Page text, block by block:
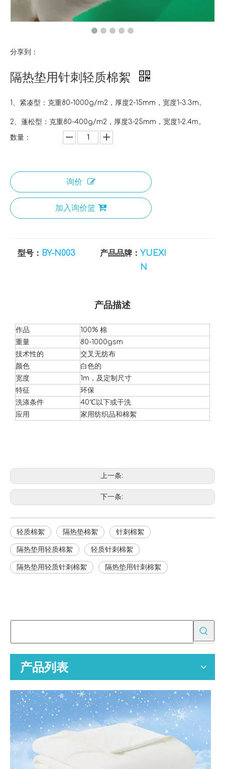
分享到：
隔热垫用针刺轻质棉絮
1、紧凑型：克重80-1000g/m2，厚度2-15mm，宽度1-3.3m。
2、蓬松型：克重80-400g/m2，厚度3-25mm，宽度1-2.4m。
数量：
询价
加入询价篮
型号： BY-N003 产品品牌： YUEXI
N
产品描述
作品
100% 棉
重量
80-1000gsm
技术性的
交叉无纺布
颜色
白色的
宽度
1m，及定制尺寸
特征
环保
洗涤条件
40℃以下或干洗
应用
家用纺织品和棉絮
上一条:
下一条:
轻质棉絮 隔热垫棉絮 针刺棉絮
隔热垫用轻质棉絮 轻质针刺棉絮
隔热垫用轻质针刺棉絮 隔热垫用针刺棉絮
产品列表
吸油垫使用什么材料？
选择吸油垫的专家指南。了解聚丙烯材料、耐用性、处置合规性和智
空气净化器替换过滤器的专业 OEM 制造商，为全球分销商、零售